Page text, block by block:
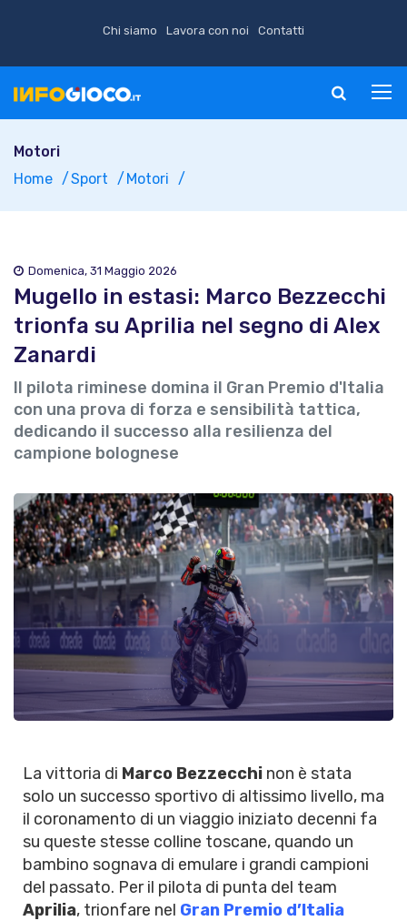
Chi siamo Lavora con noi Contatti
Motori
Home
Sport Motori
Domenica, 31 Maggio 2026
Mugello in estasi: Marco Bezzecchi
trionfa su Aprilia nel segno di Alex
Zanardi
Il pilota riminese domina il Gran Premio d'Italia
con una prova di forza e sensibilità tattica,
dedicando il successo alla resilienza del
campione bolognese
La vittoria di Marco Bezzecchi non è stata
solo un successo sportivo di altissimo livello, ma
il coronamento di un viaggio iniziato decenni fa
su queste stesse colline toscane, quando un
bambino sognava di emulare i grandi campioni
del passato. Per il pilota di punta del team
Aprilia, trionfare nel Gran Premio d’Italia